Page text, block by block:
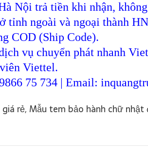
Nội trả tiền khi nhận,
tỉnh ngoài và ngoại thành
COD (Ship Code).
vụ chuyển phát nhanh
Viettel.
75 734 | Email:
rẻ, Mẫu tem bảo hành chữ